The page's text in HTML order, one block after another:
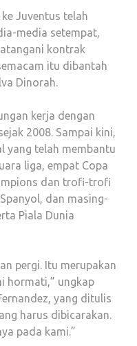
Juventus telah
media setempat,
kontrak
itu dibantah
Dinorah.
kerja dengan
2008. Sampai kini,
yang telah membantu
liga, empat Copa
dan trofi-trofi
dan masing-
Piala Dunia
pergi. Itu merupakan
hormati,” ungkap
yang ditulis
harus dibicarakan.
pada kami.”